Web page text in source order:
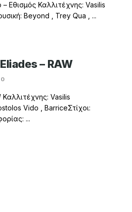
– Εθισμός Καλλιτέχνης: Vasilis
Βeyond , Trey Qua , ...
– RAW
0
Καλλιτέχνης: Vasilis
Vido , BarriceΣτίχοι:
...